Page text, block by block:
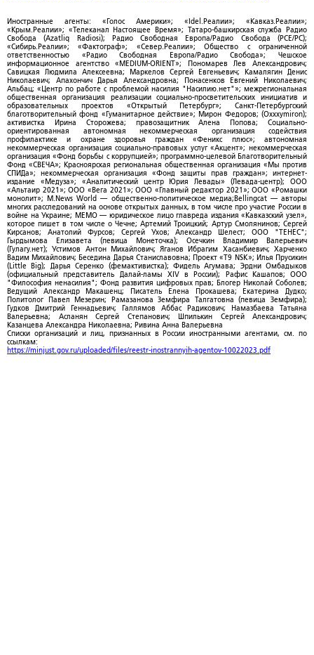
Иностранные агенты: «Голос Америки»; «Idel.Реалии»; «Кавказ.Реалии»;
«Крым.Реалии»; «Телеканал Настоящее Время»; Татаро-башкирская служба Радио
Свобода (Azatliq Radiosi); Радио Свободная Европа/Радио Свобода (PCE/PC);
«Сибирь.Реалии»; «Фактограф»; «Север.Реалии»; Общество с ограниченной
ответственностью «Радио Свободная Европа/Радио Свобода»; Чешское
информационное агентство «MEDIUM-ORIENT»; Пономарев Лев Александрович;
Савицкая Людмила Алексеевна; Маркелов Сергей Евгеньевич; Камалягин Денис
Николаевич; Апахончич Дарья Александровна; Понасенков Евгений Николаевич;
Альбац; «Центр по работе с проблемой насилия "Насилию.нет"»; межрегиональная
общественная организация реализации социально-просветительских инициатив и
образовательных проектов «Открытый Петербург»; Санкт-Петербургский
благотворительный фонд «Гуманитарное действие»; Мирон Федоров; (Oxxxymiron);
активистка Ирина Сторожева; правозащитник Алена Попова; Социально-
ориентированная автономная некоммерческая организация содействия
профилактике и охране здоровья граждан «Феникс плюс»; автономная
некоммерческая организация социально-правовых услуг «Акцент»; некоммерческая
организация «Фонд борьбы с коррупцией»; программно-целевой Благотворительный
Фонд «СВЕЧА»; Красноярская региональная общественная организация «Мы против
СПИДа»; некоммерческая организация «Фонд защиты прав граждан»; интернет-
издание «Медуза»; «Аналитический центр Юрия Левады» (Левада-центр); ООО
«Альтаир 2021»; ООО «Вега 2021»; ООО «Главный редактор 2021»; ООО «Ромашки
монолит»; M.News World — общественно-политическое медиа;Bellingcat — авторы
многих расследований на основе открытых данных, в том числе про участие России в
войне на Украине; МЕМО — юридическое лицо главреда издания «Кавказский узел»,
которое пишет в том числе о Чечне; Артемий Троицкий; Артур Смолянинов; Сергей
Кирсанов; Анатолий Фурсов; Сергей Ухов; Александр Шелест; ООО "ТЕНЕС";
Гырдымова Елизавета (певица Монеточка); Осечкин Владимир Валерьевич
(Гулагу.нет); Устимов Антон Михайлович; Яганов Ибрагим Хасанбиевич; Харченко
Вадим Михайлович; Беседина Дарья Станиславовна; Проект «T9 NSK»; Илья Прусикин
(Little Big); Дарья Серенко (фемактивистка); Фидель Агумава; Эрдни Омбадыков
(официальный представитель Далай-ламы XIV в России); Рафис Кашапов; ООО
"Философия ненасилия"; Фонд развития цифровых прав; Блогер Николай Соболев;
Ведущий Александр Макашенц; Писатель Елена Прокашева; Екатерина Дудко;
Политолог Павел Мезерин; Рамазанова Земфира Талгатовна (певица Земфира);
Гудков Дмитрий Геннадьевич; Галлямов Аббас Радикович; Намазбаева Татьяна
Валерьевна; Асланян Сергей Степанович; Шпилькин Сергей Александрович;
Казанцева Александра Николаевна; Ривина Анна Валерьевна
Списки организаций и лиц, признанных в России иностранными агентами, см. по
ссылкам:
https://minjust.gov.ru/uploaded/files/reestr-inostrannyih-agentov-10022023.pdf